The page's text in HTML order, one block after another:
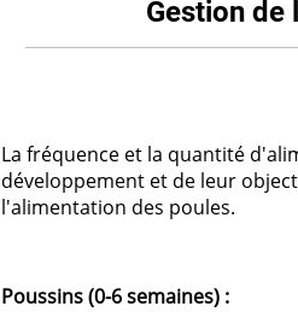
Gestion de
La fréquence et la quantité
développement et de leur
l'alimentation des poules.
Poussins (0-6 semaines) :